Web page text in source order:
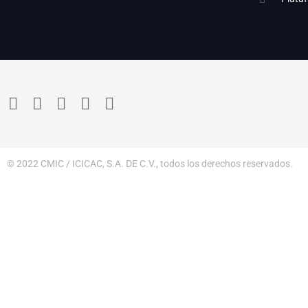
© 2022 CMIC / ICICAC, S.A. DE C.V., todos los derechos reservados.